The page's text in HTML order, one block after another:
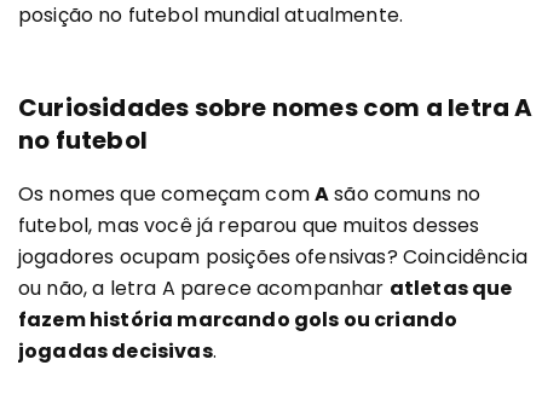
posição no futebol mundial atualmente.
Curiosidades sobre nomes com a letra A
no futebol
Os nomes que começam comAsão comuns no
futebol, mas você já reparou que muitos desses
jogadores ocupam posições ofensivas? Coincidência
ou não, a letra A parece acompanhar atletas que
fazem história marcando gols ou criando
jogadas decisivas.